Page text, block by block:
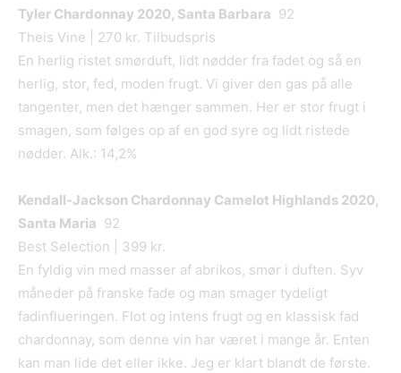
Tyler Chardonnay 2020, Santa Barbara 92
Theis Vine | 270 kr. Tilbudspris
En herlig ristet smørduft, lidt nødder fra fadet og så en
herlig, stor, fed, moden frugt. Vi giver den gas på alle
tangenter, men det hænger sammen. Her er stor frugt i
smagen, som følges op af en god syre og lidt ristede
nødder. Alk.: 14,2%
Kendall-Jackson Chardonnay Camelot Highlands 2020,
Santa Maria 92
Best Selection | 399 kr.
En fyldig vin med masser af abrikos, smør i duften. Syv
måneder på franske fade og man smager tydeligt
fadinflueringen. Flot og intens frugt og en klassisk fad
chardonnay, som denne vin har været i mange år. Enten
kan man lide det eller ikke. Jeg er klart blandt de første.